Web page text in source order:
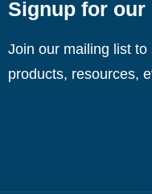
Signup for our
Join our mailing list
products, resources,